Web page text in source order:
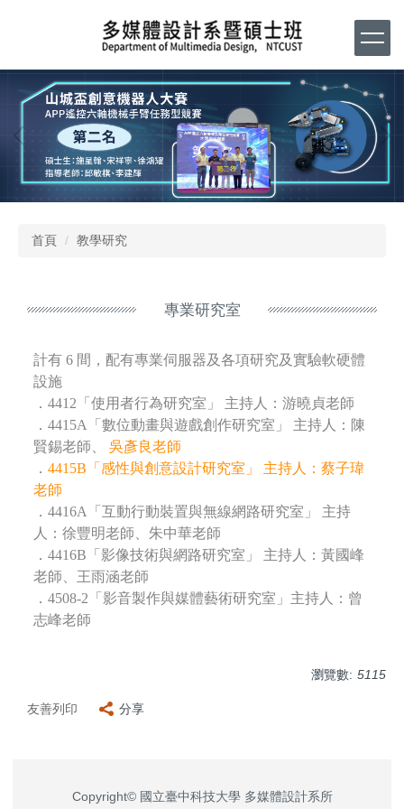
要
區
首頁 教學研究
專業研究室
計有 6 間，配有專業伺服器及各項研究及實驗軟硬體
設施
．4412「使用者行為研究室」 主持人：游曉貞老師
．4415A「數位動畫與遊戲創作研究室」 主持人：陳
賢錫老師、 吳彥良老師
． 4415B「感性與創意設計研究室」 主持人：蔡子瑋
老師
．4416A「互動行動裝置與無線網路研究室」 主持
人：徐豐明老師、朱中華老師
．4416B「影像技術與網路研究室」 主持人：黃國峰
老師、王雨涵老師
．4508-2「影音製作與媒體藝術研究室」主持人：曾
志峰老師
瀏覽數: 5115
友善列印 分享
Copyright© 國立臺中科技大學 多媒體設計系所